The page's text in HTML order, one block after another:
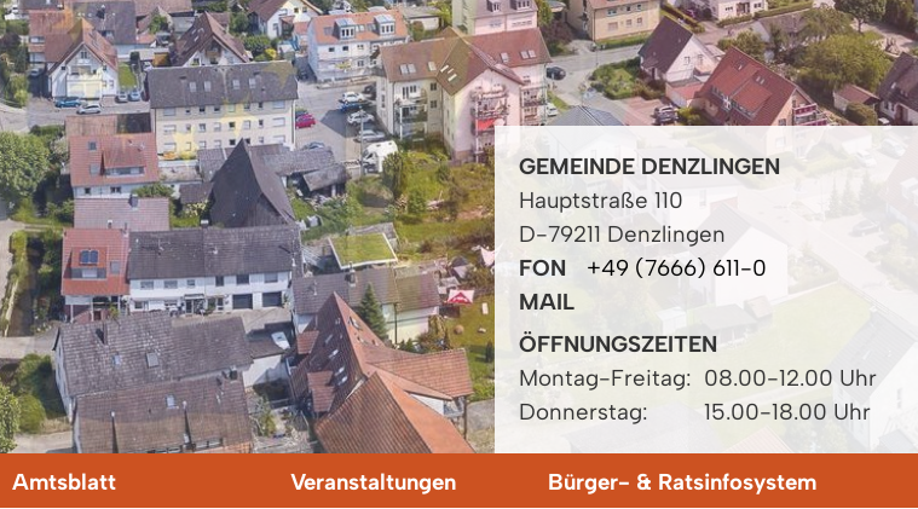
GEMEINDE DENZLINGEN
Hauptstraße 110
D-79211 Denzlingen
FON
+49 (7666) 611-0
MAIL
ÖFFNUNGSZEITEN
Montag-Freitag: 08.00-12.00 Uhr
Donnerstag:
15.00-18.00 Uhr
Amtsblatt Veranstaltungen Bürger- & Ratsinfosystem